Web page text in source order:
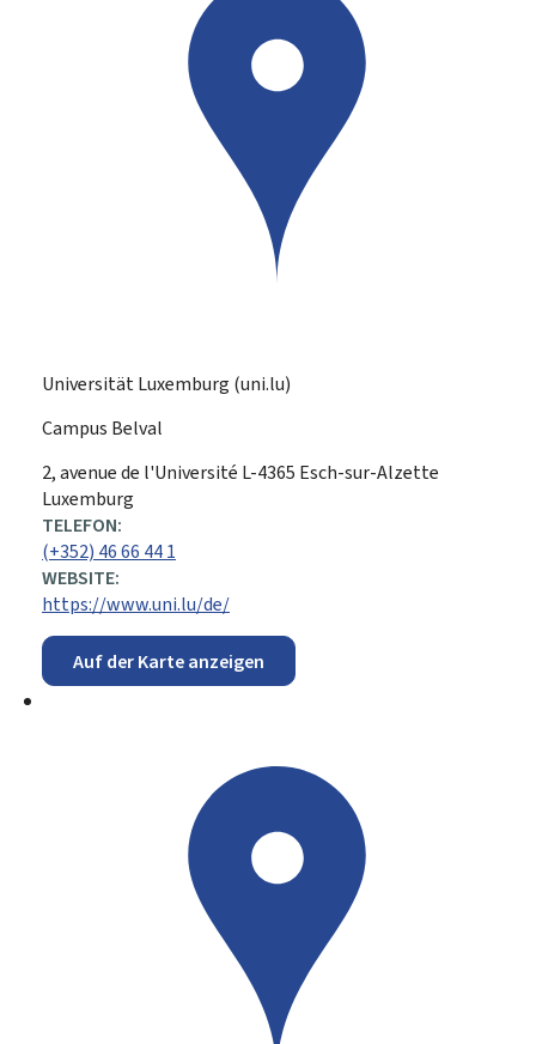
Universität Luxemburg (uni.lu)
Campus Belval
ADRESSE:
2, avenue de l'Université L-4365 Esch-sur-Alzette
Luxemburg
TELEFON:
(+352) 46 66 44 1
WEBSITE:
https://www.uni.lu/de/
Auf der Karte anzeigen